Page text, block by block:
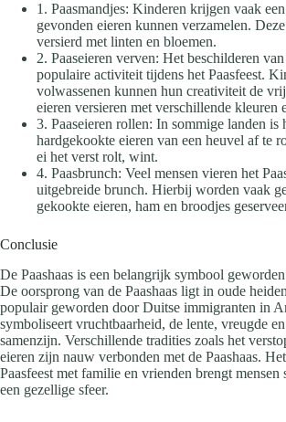
1. Paasmandjes: Kinderen krijgen vaak
gevonden eieren kunnen verzamelen.
versierd met linten en bloemen.
2. Paaseieren verven: Het beschilderen
populaire activiteit tijdens het Paasfeest.
volwassenen kunnen hun creativiteit de
eieren versieren met verschillende kleuren
3. Paaseieren rollen: In sommige landen is
hardgekookte eieren van een heuvel af te
ei het verst rolt, wint.
4. Paasbrunch: Veel mensen vieren het
uitgebreide brunch. Hierbij worden vaak
gekookte eieren, ham en broodjes
Conclusie
De Paashaas is een belangrijk symbool
De oorsprong van de Paashaas ligt in oude
populair geworden door Duitse immigranten in
symboliseert vruchtbaarheid, de lente, vreugde
samenzijn. Verschillende tradities zoals het
eieren zijn nauw verbonden met de Paashaas.
Paasfeest met familie en vrienden brengt mensen
een gezellige sfeer.